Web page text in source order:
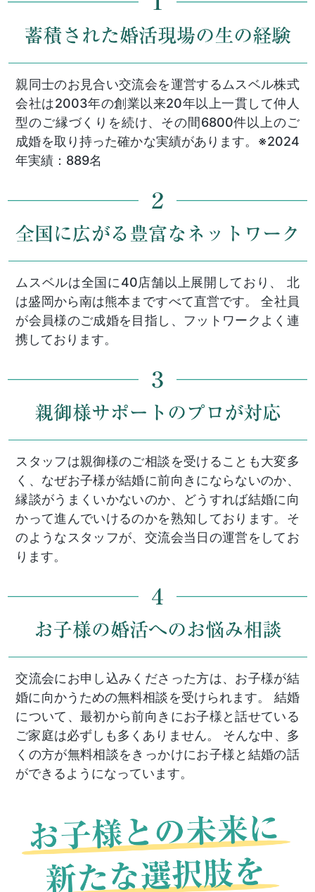
親同士のお見合い交流会を運営するムスベル株式
会社は2003年の創業以来20年以上一貫して仲人
型のご縁づくりを続け、その間6800件以上のご
成婚を取り持った確かな実績があります。※2024
年実績：889名
ムスベルは全国に40店舗以上展開しており、 北
は盛岡から南は熊本まですべて直営です。 全社員
が会員様のご成婚を目指し、フットワークよく連
携しております。
スタッフは親御様のご相談を受けることも大変多
く、なぜお子様が結婚に前向きにならないのか、
縁談がうまくいかないのか、どうすれば結婚に向
かって進んでいけるのかを熟知しております。そ
のようなスタッフが、交流会当日の運営をしてお
ります。
交流会にお申し込みくださった方は、お子様が結
婚に向かうための無料相談を受けられます。 結婚
について、最初から前向きにお子様と話せている
ご家庭は必ずしも多くありません。 そんな中、多
くの方が無料相談をきっかけにお子様と結婚の話
ができるようになっています。